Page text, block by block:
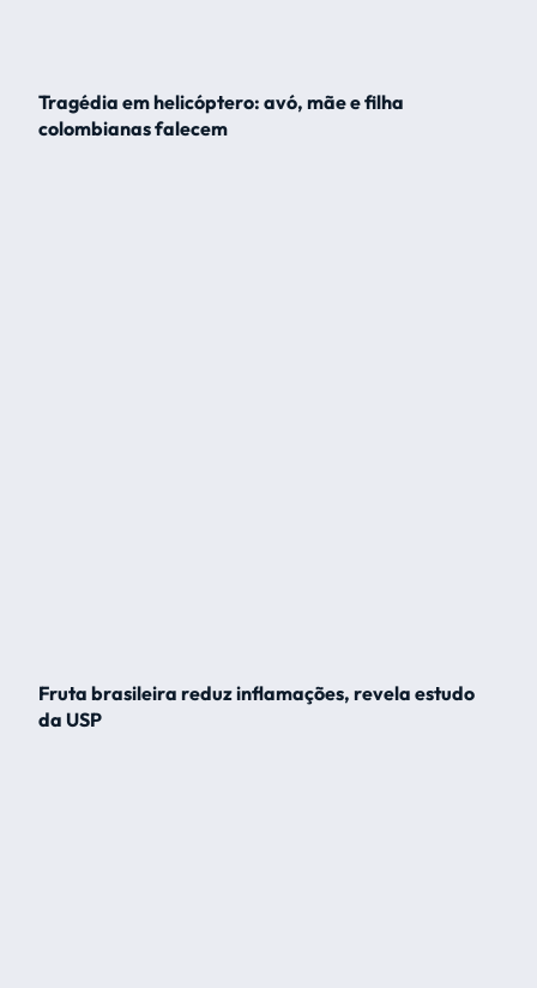
Tragédia em helicóptero: avó, mãe e filha
colombianas falecem
Fruta brasileira reduz inflamações, revela estudo
da USP